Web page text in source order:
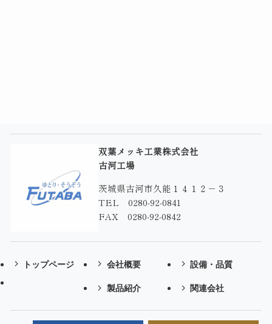
双葉メッキ工業株式会社
古河工場
茨城県古河市久能１４１２－３
TEL 0280-92-0841
FAX 0280-92-0842
トップページ 会社概要 設備・品質
製品紹介 関連会社